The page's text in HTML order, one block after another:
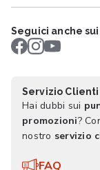
Seguici anche
Servizio Clienti
Hai dubbi sui
promozioni?
nostro servizio
FAQ